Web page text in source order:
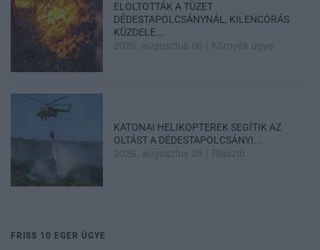
ELOLTOTTÁK A TÜZET
DÉDESTAPOLCSÁNYNÁL, KILENCÓRÁS
KÜZDELE...
2026. augusztus 06 Környék ügye
KATONAI HELIKOPTEREK SEGÍTIK AZ
OLTÁST A DÉDESTAPOLCSÁNYI...
2026. augusztus 05 Riasztó
FRISS 10 EGER ÜGYE